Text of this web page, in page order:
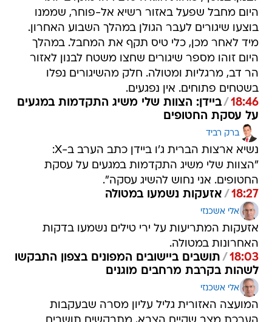
היום מחבל שפעל באזור רשיא אל-פוחר, שממנו
בוצעו שיגורים לעבר הגולן במהלך השבוע האחרון.
מיד לאחר מכן, כלי טיס תקף את המחבל. במהלך
היום זוהו מספר שיגורים שחצו משטח לבנון לאזור
הר דב, מרגליות ומטולה. חלק מהשיגורים נפלו
בשטחים פתוחים. אין נפגעים.
18:46
/ביידן: הצוות שלי משיג התקדמות במגעים
על עסקת החטופים
ברק רביד
נשיא ארצות הברית ג'ו ביידן כתב הערב ב-X:
"הצוות שלי משיג התקדמות במגעים על עסקת
החטופים. אני נחוש להשיג עסקה".
18:27
/ אזעקות נשמעו במטולה
אלי אשכנזי
אזעקות המתריעות על ירי טילים נשמעו בדקות
האחרונות במטולה.
18:03
/ תושבים ביישובים המפונים בצפון התבקשו
לשהות בקרבת מרחבים מוגנים
אלי אשכנזי
המועצה האזורית גליל עליון מסרה שבעקבות